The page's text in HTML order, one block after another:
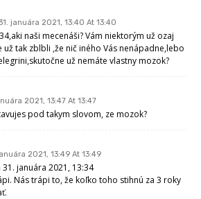
januára 2021, 13:40 At 13:40
naši mecenáši? Vám niektorým už ozaj
už tak zblbli ,že nič iného Vás nenápadne,lebo
už nemáte vlastny mozok?
2021, 13:47 At 13:47
pod takym slovom, ze mozok?
2021, 13:49 At 13:49
januára 2021, 13:34
Nás trápi to, že koľko toho stihnú za 3 roky